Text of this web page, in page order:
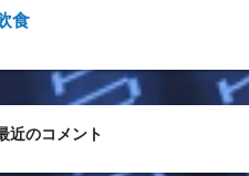
食
近のコメント